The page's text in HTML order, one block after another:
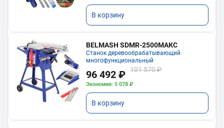
В корзину
BELMASH SDMR-2500МАКС
Станок деревообрабатывающий
многофункциональный
96 492 ₽ 101 570 ₽
Экономия: 5 078 ₽
В корзину